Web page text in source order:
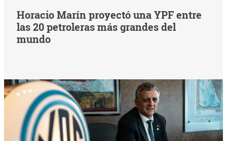
Horacio Marín proyectó una YPF entre
las 20 petroleras más grandes del
mundo